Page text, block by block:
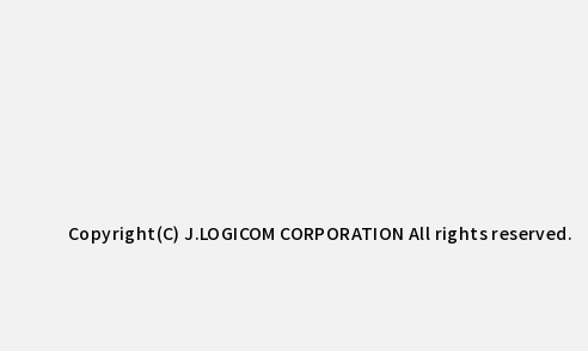
Copyright(C) J.LOGICOM CORPORATION All rights reserved.